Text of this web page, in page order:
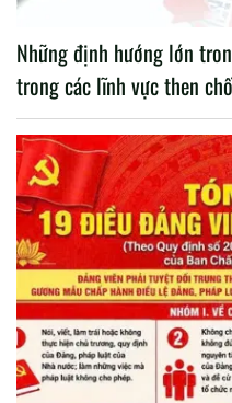
Những định hướng lớn
trong các lĩnh vực then